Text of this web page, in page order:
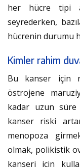
her hücre tipi
seyrederken,
hücrenin durumu
Kimler rahim
Bu kanser için
östrojene
kadar uzun süre
kanser riski
menopoza
olmak, polikistik
kanseri için